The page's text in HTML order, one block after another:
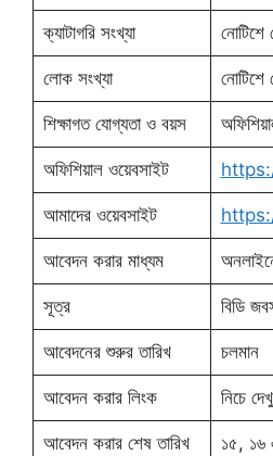
ক্যাটাগরি সংখ্যা নোটিশে
লোক সংখ্যা নোটিশে
শিক্ষাগত যোগ্যতা ও বয়স
অফিশিয়াল ওয়েবসাইট
আমাদের ওয়েবসাইট
আবেদন করার মাধ্যম
সূত্র বিডি
আবেদনের শুরুর তারিখ চলমান
আবেদন করার লিংক নিচে
আবেদন করার শেষ তারিখ ১৫, ১৬